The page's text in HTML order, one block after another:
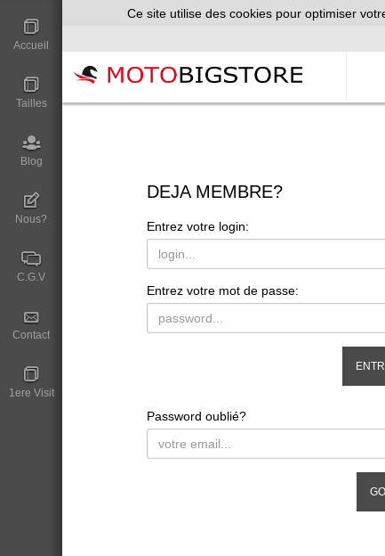
Accueil
Tailles
Blog
Nous?
C.G.V
Contact
1ere Visit
Ce site utilise des cookies pour optimiser
DEJA MEMBRE?
Entrez votre login:
Entrez votre mot de passe:
Password oublié?